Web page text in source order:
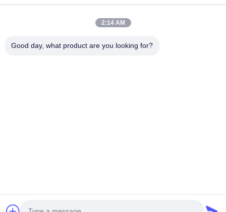
Szybkie Linki
Produkty
O Nas
Wycieczka Po Fabryce
2:14 AM
Good day, what product are you looking for?